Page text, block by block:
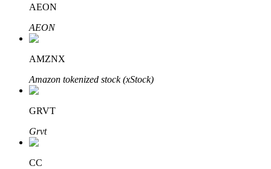
Блокировки BTR
Эксклюзивные инвестиции для владельцев BTR
AEON
AEON
AMZNX
Amazon tokenized stock (xStock)
GRVT
Grvt
CC